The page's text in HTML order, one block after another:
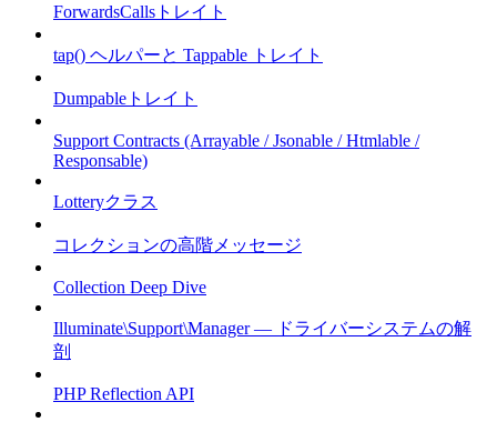
ForwardsCallsトレイト
tap() ヘルパーと Tappable トレイト
Dumpableトレイト
Support Contracts (Arrayable / Jsonable / Htmlable /
Responsable)
Lotteryクラス
コレクションの高階メッセージ
Collection Deep Dive
Illuminate\Support\Manager — ドライバーシステムの解
剖
PHP Reflection API